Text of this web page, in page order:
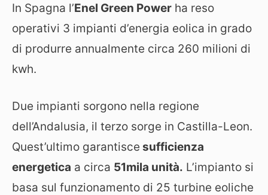
In Spagna l’Enel Green Power ha reso
operativi 3 impianti d’energia eolica in grado
di produrre annualmente circa 260 milioni di
kwh.
Due impianti sorgono nella regione
dell’Andalusia, il terzo sorge in Castilla-Leon.
Quest’ultimo garantisce sufficienza
energetica a circa 51mila unità. L’impianto si
basa sul funzionamento di 25 turbine eoliche